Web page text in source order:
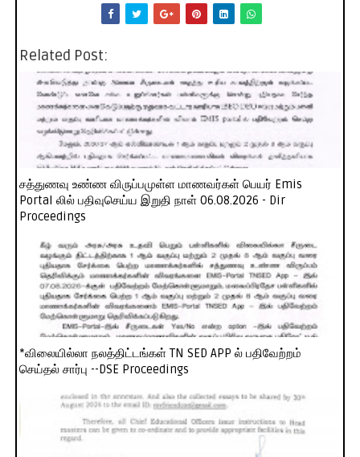
Related Post:
சத்துணவு உண்ண விருப்பமுள்ள மாணவர்கள் பெயர் Emis
Portal லில் பதிவுசெய்ய இறுதி நாள் 06.08.2026 - Dir
Proceedings
*விலையில்லா நலத்திட்டங்கள் TN SED APP ல் பதிவேற்றம்
செய்தல் சார்பு --DSE Proceedings